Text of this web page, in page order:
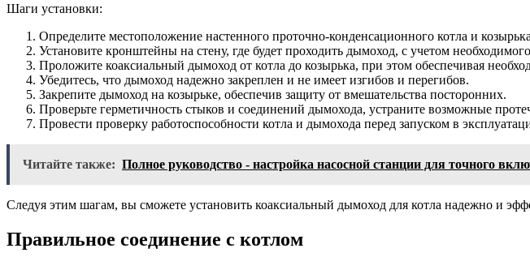
Шаги установки:
Определите местоположение настенного проточно-конденсационного котла и
Установите кронштейны на стену, где будет проходить дымоход, с учетом
Проложите коаксиальный дымоход от котла до козырька, при этом обеспечивая
Убедитесь, что дымоход надежно закреплен и не имеет изгибов и перегибов.
Закрепите дымоход на козырьке, обеспечив защиту от вмешательства посторонних.
Проверьте герметичность стыков и соединений дымохода, устраните возможные
Провести проверку работоспособности котла и дымохода перед запуском в
Читайте также: Полное руководство - настройка насосной станции для точного
Следуя этим шагам, вы сможете установить коаксиальный дымоход для котла надежно и
Правильное соединение с котлом